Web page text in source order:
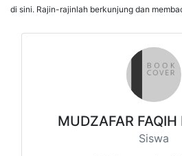
di sini. Rajin-rajinlah berkunjung dan
MUDZAFAR
Siswa